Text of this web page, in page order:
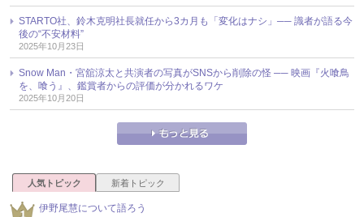
STARTO社、鈴木克明社長就任から3カ月も「変化はナシ」── 識者が語る今
後の“不安材料”
2025年10月23日
Snow Man・宮舘涼太と共演者の写真がSNSから削除の怪 ── 映画『火喰鳥
を、喰う』、鑑賞者からの評価が分かれるワケ
2025年10月20日
人気トピック 新着トピック
伊野尾慧について語ろう